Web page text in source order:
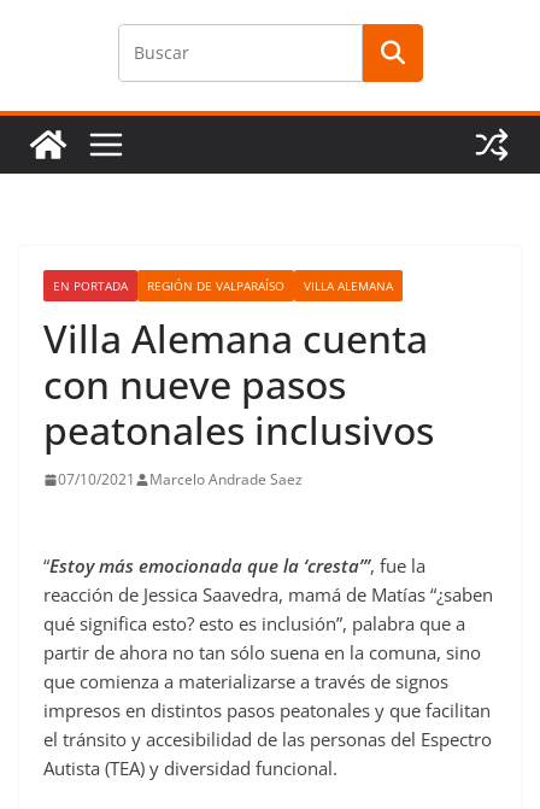
EN PORTADA REGIÓN DE VALPARAÍSO VILLA ALEMANA
Villa Alemana cuenta
con nueve pasos
peatonales inclusivos
07/10/2021 Marcelo Andrade Saez
“Estoy más emocionada que la ‘cresta’”, fue la
reacción de Jessica Saavedra, mamá de Matías “¿saben
qué significa esto? esto es inclusión”, palabra que a
partir de ahora no tan sólo suena en la comuna, sino
que comienza a materializarse a través de signos
impresos en distintos pasos peatonales y que facilitan
el tránsito y accesibilidad de las personas del Espectro
Autista (TEA) y diversidad funcional.